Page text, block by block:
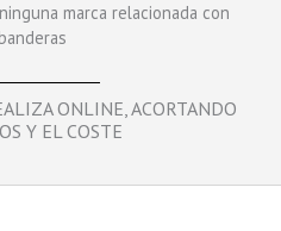
marca relacionada con
ONLINE, ACORTANDO
Y EL COSTE